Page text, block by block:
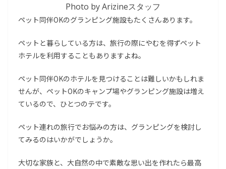
Photo by Arizineスタッフ
ペット同伴OKのグランピング施設もたくさんあります。
ペットと暮らしている方は、旅行の際にやむを得ずペット
ホテルを利用することもありますよね。
ペット同伴OKのホテルを見つけることは難しいかもしれま
せんが、ペットOKのキャンプ場やグランピング施設は増え
ているので、ひとつのテです。
ペット連れの旅行でお悩みの方は、グランピングを検討し
てみるのはいかがでしょうか。
大切な家族と、大自然の中で素敵な思い出を作れたら最高